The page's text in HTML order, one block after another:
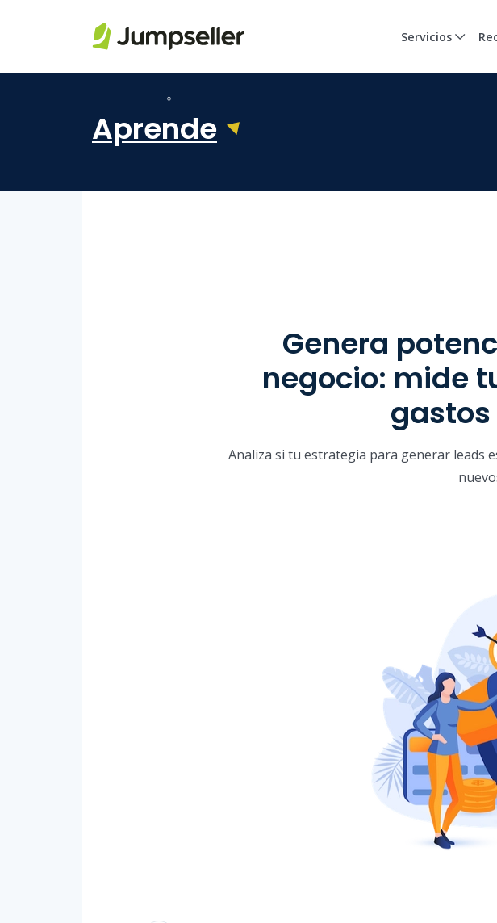
Servicios
Aprende
Genera
negocio: mide
Analiza si tu estrategia para generar leads